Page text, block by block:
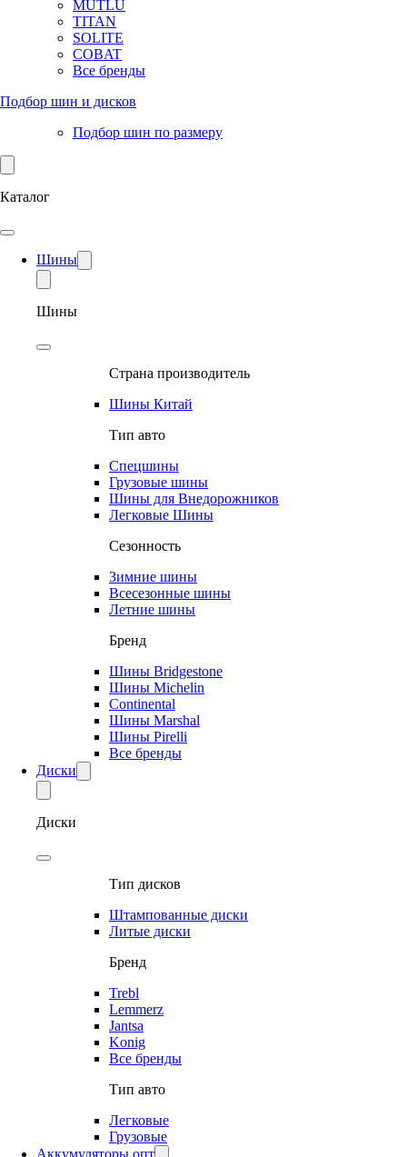
MUTLU
TITAN
SOLITE
COBAT
Все бренды
Подбор шин и дисков
Подбор шин по размеру
Каталог
Шины
Шины
Страна производитель
Шины Китай
Тип авто
Спецшины
Грузовые шины
Шины для Внедорожников
Легковые Шины
Сезонность
Зимние шины
Всесезонные шины
Летние шины
Бренд
Шины Bridgestone
Шины Michelin
Continental
Шины Marshal
Шины Pirelli
Все бренды
Диски
Диски
Тип дисков
Штампованные диски
Литые диски
Бренд
Trebl
Lemmerz
Jantsa
Konig
Все бренды
Тип авто
Легковые
Грузовые
Аккумуляторы опт